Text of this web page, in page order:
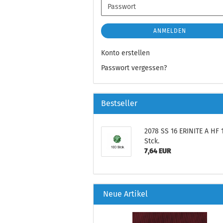
Passwort
ANMELDEN
Konto erstellen
Passwort vergessen?
Bestseller
2078 SS 16 ERINITE A HF
Stck.
7,64 EUR
Neue Artikel